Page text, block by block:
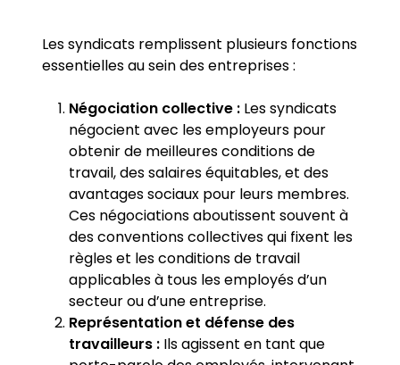
Les syndicats remplissent plusieurs fonctions
essentielles au sein des entreprises :
Négociation collective :Les syndicats
négocient avec les employeurs pour
obtenir de meilleures conditions de
travail, des salaires équitables, et des
avantages sociaux pour leurs membres.
Ces négociations aboutissent souvent à
des conventions collectives qui fixent les
règles et les conditions de travail
applicables à tous les employés d’un
secteur ou d’une entreprise.
Représentation et défense des
travailleurs :Ils agissent en tant que